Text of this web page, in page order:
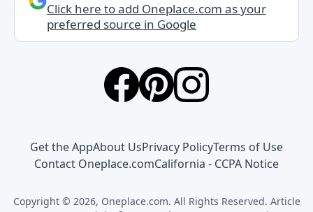
Click here to add Oneplace.com as your
preferred source in Google
Get the AppAbout UsPrivacy PolicyTerms of Use
Contact Oneplace.comCalifornia - CCPA Notice
Copyright © 2026, Oneplace.com. All Rights Reserved. Article